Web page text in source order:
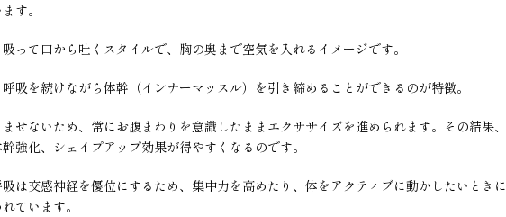
す。
って口から吐くスタイルで、胸の奥まで空気を入れるイメージです。
吸を続けながら体幹（インナーマッスル）を引き締めることができるのが特徴。
せないため、常にお腹まわりを意識したままエクササイズを進められます。その結果、
強化、シェイプアップ効果が得やすくなるのです。
吸は交感神経を優位にするため、集中力を高めたり、体をアクティブに動かしたいときに
ています。